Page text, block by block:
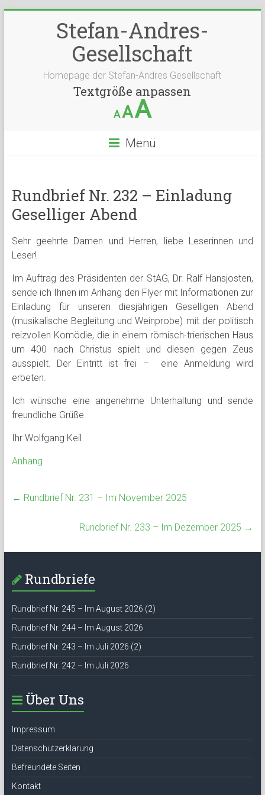
Stefan-Andres-
Gesellschaft
Homepage der Stefan-Andres Gesellschaft
Textgröße anpassen
AAA
Menü
Rundbrief Nr. 232 – Einladung
Geselliger Abend
Sehr geehrte Damen und Herren, liebe Leserinnen und
Leser!
Im Auftrag des Präsidenten der StAG, Dr. Ralf Hansjosten,
sende ich Ihnen im Anhang den Flyer mit Informationen zur
Einladung für unseren diesjährigen Geselligen Abend
(musikalische Begleitung und Weinprobe) mit der politisch
reizvollen Komödie, die in einem römisch-trierischen Haus
um 400 nach Christus spielt und diesen gegen Zeus
ausspielt. Der Eintritt ist frei – eine Anmeldung wird
erbeten.
Ich wünsche eine angenehme Unterhaltung und sende
freundliche Grüße
Ihr Wolfgang Keil
Anhang
← Rundbrief Nr. 231 – Im November 2025
Rundbrief Nr. 233 – Im Dezember 2025 →
Rundbriefe
Rundbrief Nr. 245 – Im August 2026 (2)
Rundbrief Nr. 244 – Im August 2026
Rundbrief Nr. 243 – Im Juli 2026 (2)
Rundbrief Nr. 242 – Im Juli 2026
Über Uns
Impressum
Datenschutzerklärung
Befreundete Seiten
Kontakt